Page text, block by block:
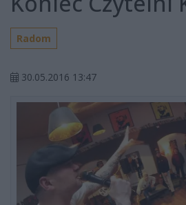
Radom
30.05.2016 13:47